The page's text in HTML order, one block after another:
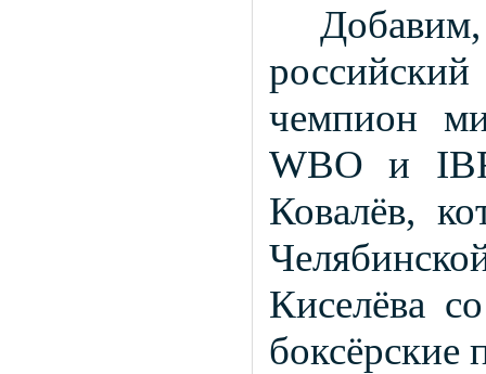
чемпион
WBO и
Ковалёв,
Киселёва
боксёрские